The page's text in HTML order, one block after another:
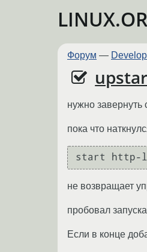
Форум —
нужно завернуть
пока что
не возвращает
пробовал
Если в конце